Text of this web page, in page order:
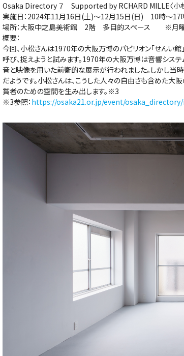
Osaka Directory ７ Supported by RCHARD MILLE〈小
実施日：2024年11月16日(土)～12月15日(日) 10時～
場所：大阪中之島美術館 2階 多目的スペース ※月曜
概要：
今回、小松さんは1970年の大阪万博のパビリオン「せんい館
呼び、捉えようと試みます。1970年の大阪万博は音響システ
音と映像を用いた前衛的な展示が行われました。しかし当
だようです。小松さんは、こうした人々の自由さも含めた
賞者のための空間を生み出します。※3
※3参照： https://osaka21.or.jp/event/